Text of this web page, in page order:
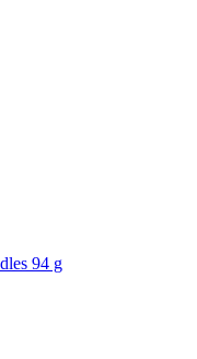
94 g